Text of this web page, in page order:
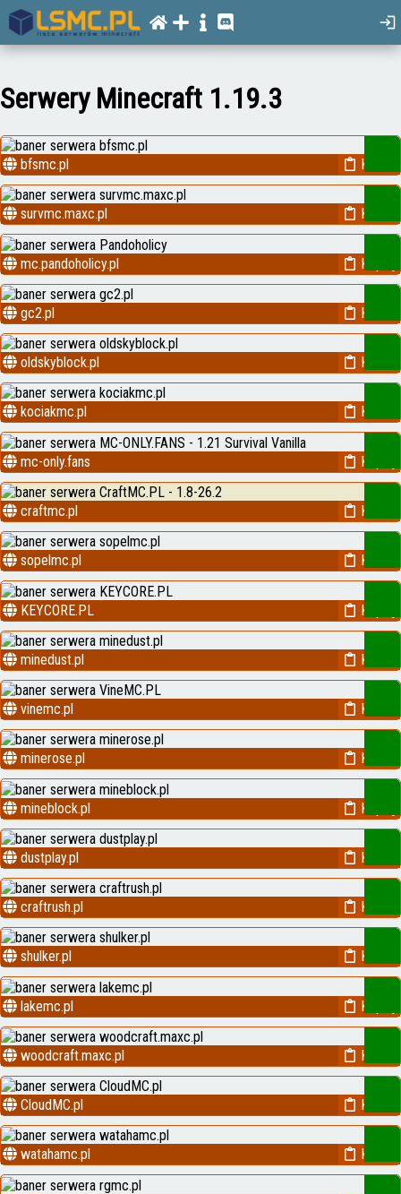
Serwery Minecraft 1.19.3
bfsmc.pl Kopiuj
survmc.maxc.pl Kopiuj
mc.pandoholicy.pl Kopiuj
gc2.pl Kopiuj
oldskyblock.pl Kopiuj
kociakmc.pl Kopiuj
mc-only.fans Kopiuj
craftmc.pl Kopiuj
sopelmc.pl Kopiuj
KEYCORE.PL Kopiuj
minedust.pl Kopiuj
vinemc.pl Kopiuj
minerose.pl Kopiuj
mineblock.pl Kopiuj
dustplay.pl Kopiuj
craftrush.pl Kopiuj
shulker.pl Kopiuj
lakemc.pl Kopiuj
woodcraft.maxc.pl Kopiuj
CloudMC.pl Kopiuj
watahamc.pl Kopiuj